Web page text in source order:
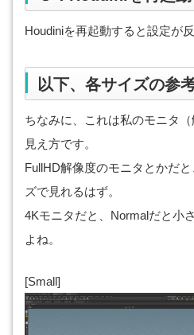
Houdiniを再起動すると設定が
以下、各サイズの参
ちなみに、これは私のモニタ
見え方です。
FullHD解像度のモニタとかだ
ズで見れるはず。
4Kモニタだと、Normalだと小
よね。
[Small]